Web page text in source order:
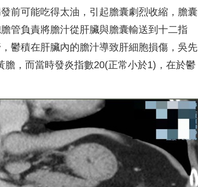
前可能吃得太油，引起膽囊劇烈收縮，膽囊
管負責將膽汁從肝臟與膽囊輸送到十二指
鬱積在肝臟內的膽汁導致肝細胞損傷，吳先
，而當時發炎指數20(正常小於1)，在於鬱